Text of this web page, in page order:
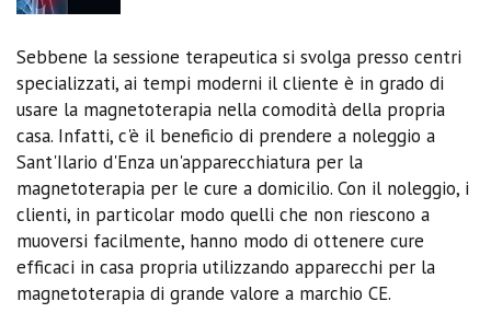
Sebbene la sessione terapeutica si svolga presso centri
specializzati, ai tempi moderni il cliente è in grado di
usare la magnetoterapia nella comodità della propria
casa. Infatti, c'è il beneficio di prendere a noleggio a
Sant'Ilario d'Enza un'apparecchiatura per la
magnetoterapia per le cure a domicilio. Con il noleggio, i
clienti, in particolar modo quelli che non riescono a
muoversi facilmente, hanno modo di ottenere cure
efficaci in casa propria utilizzando apparecchi per la
magnetoterapia di grande valore a marchio CE.